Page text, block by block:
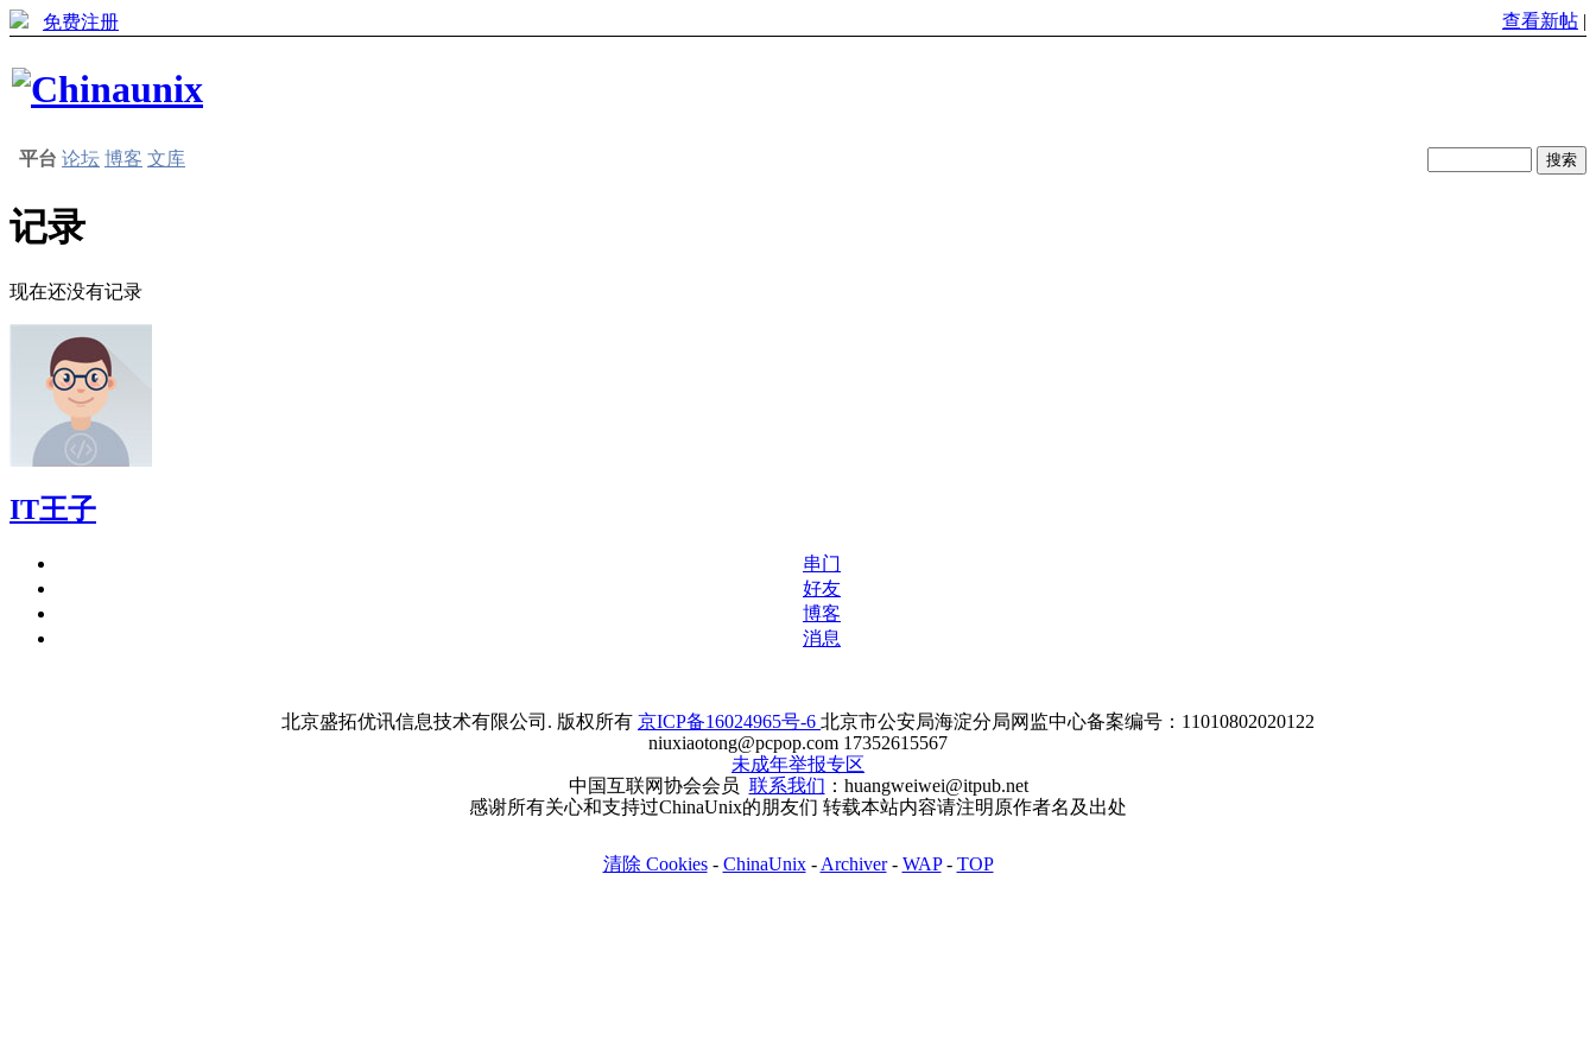
免费注册 查看新帖 |
平台 论坛 博客 文库
记录
现在还没有记录
IT王子
串门
好友
博客
消息
北京盛拓优讯信息技术有限公司. 版权所有 京ICP备16024965号-6 北京市公安局海淀分局网监中心备案编号：11010802020122
niuxiaotong@pcpop.com 17352615567
未成年举报专区
中国互联网协会会员 联系我们 ：huangweiwei@itpub.net
感谢所有关心和支持过ChinaUnix的朋友们 转载本站内容请注明原作者名及出处
清除 Cookies- ChinaUnix- Archiver- WAP- TOP